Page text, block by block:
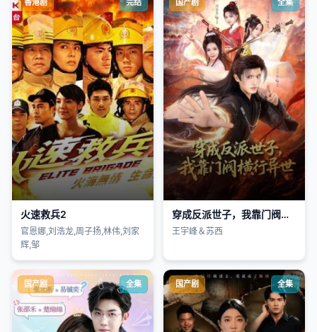
香港剧 完结
火速救兵2
官恩娜,刘浩龙,周子扬,林伟,刘家
辉,邹
国产剧 全集
穿成反派世子，我靠门阀横行异世
王宇峰＆苏西
国产剧 全集 国产剧 全集